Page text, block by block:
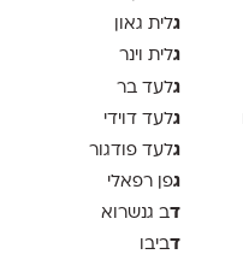
גלית גאון
גלית וינר
גלעד בר
גלעד דוידי
גלעד פודגור
גפן רפאלי
דב גנשרוא
דביבו